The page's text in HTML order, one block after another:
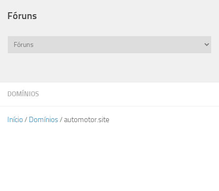
DOMÍNIOS
Início / Domínios/ automotor.site
Fóruns